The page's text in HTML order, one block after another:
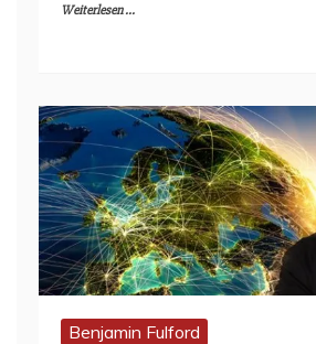
Weiterlesen ...
Benjamin Fulford